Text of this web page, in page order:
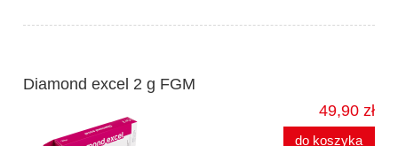
Diamond excel 2 g FGM
49,90 zł
do koszyka